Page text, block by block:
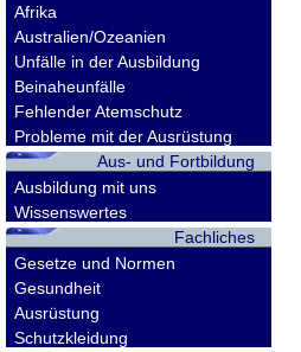
Afrika
Australien/Ozeanien
Unfälle in der Ausbildung
Beinaheunfälle
Fehlender Atemschutz
Probleme mit der Ausrüstung
Aus- und Fortbildung
Ausbildung mit uns
Wissenswertes
Fachliches
Gesetze und Normen
Gesundheit
Ausrüstung
Schutzkleidung